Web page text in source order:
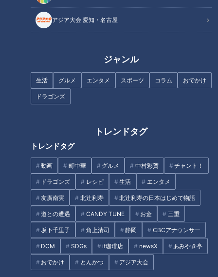
アジア大会 愛知・名古屋
ジャンル
生活 グルメ エンタメ スポーツ コラム おでかけ
ドラゴンズ
トレンドタグ
トレンドタグ
動画 町中華 グルメ 中村彩賀 チャント！
ドラゴンズ レシピ 生活 エンタメ
友廣南実 北辻利寿 北辻利寿の日本はじめて物語
道との遭遇 CANDY TUNE お金 三重
坂下千里子 角上清司 静岡 CBCアナウンサー
DCM SDGs if珈琲店 newsX あみやき亭
おでかけ とんかつ アジア大会
リーグワーストの防御率だった昨年をはじめ、投手陣の崩壊が
目立つここ数シーズン。それを裏付けるかのようにオープン戦
位→10位→10位→10位。開幕前から不安をのぞかせていた。一
転して今年は12球団中2位。昨年までと比べて大きな変化と言
え、そしてまた明るい材料でもある。投手王国復活なるか。
2年目の鈴木博志は、9試合に登板して自責点はゼロ。登板し
た試合ですべて最終回のマウンドを任されたことからも、与田
監督の期待が窺える。憧れのクレイグ・キンブレルを彷彿とさ
せる、腰を深く折り曲げてサインをのぞき込むルーティンも板
についてきた。
来日2年目のロドリゲスは、序盤の失点が響いて防御率こそ4
点台だが、後半から調子を上げ、7試合連続無失点でオープン
戦を終えた。楽天との最終戦では、同点の9回1死一、二塁で登
板すると、内野ゴロ2つでピンチを脱出。見事な火消しを見せ